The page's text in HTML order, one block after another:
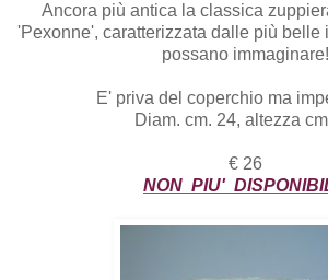
Ancora più antica la classica
'Pexonne', caratterizzata dalle più belle
possano immaginare!
E' priva del coperchio ma
Diam. cm. 24, altezza
€ 26
NON PIU'